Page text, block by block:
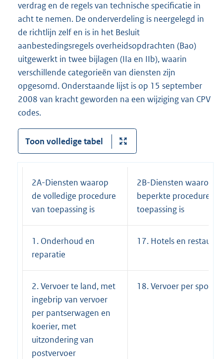
verdrag en de regels van technische specificatie in
acht te nemen. De onderverdeling is neergelegd in
de richtlijn zelf en is in het Besluit
aanbestedingsregels overheidsopdrachten (Bao)
uitgewerkt in twee bijlagen (IIa en IIb), waarin
verschillende categorieën van diensten zijn
opgesomd. Onderstaande lijst is op 15 september
2008 van kracht geworden na een wijziging van CPV
codes.
Toon volledige tabel
2A-Diensten waarop
de volledige procedure
van toepassing is
2B-Diensten waarop
beperkte procedure
toepassing is
1. Onderhoud en
reparatie
17. Hotels en
2. Vervoer te land, met
ingebrip van vervoer
per pantserwagen en
koerier, met
uitzondering van
postvervoer
18. Vervoer per spoor